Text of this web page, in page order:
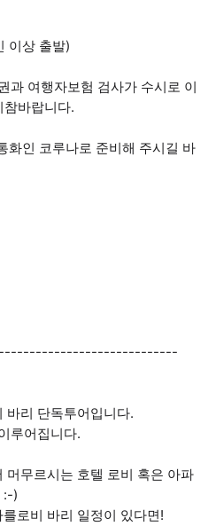
이상 출발)
과 여행자보험 검사가 수시로 이
바랍니다.
화인 코루나로 준비해 주시길 바
바리 단독투어입니다.
루어집니다.
머무르시는 호텔 로비 혹은 아파
:-)
로비 바리 일정이 있다면!